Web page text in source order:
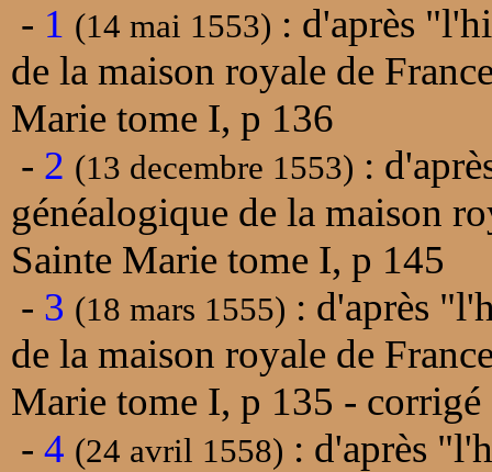
- 1 (14 mai 1553) : d'après
de la maison royale de
Marie tome I, p 136
- 2 (13 decembre 1553) :
généalogique de la maison
Sainte Marie tome I, p 145
- 3 (18 mars 1555) : d'après
de la maison royale de
Marie tome I, p 135 - corrigé
- 4 (24 avril 1558) : d'après